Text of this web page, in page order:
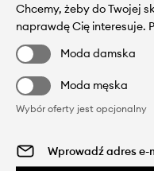
Chcemy, żeby do Twojej
naprawdę Cię interesuje.
Moda damska
Moda męska
Wybór oferty jest opcjonalny